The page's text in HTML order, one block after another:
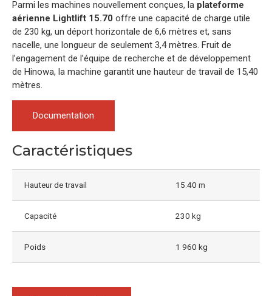
Parmi les machines nouvellement conçues, la plateforme
aérienne Lightlift 15.70 offre une capacité de charge utile
de 230 kg, un déport horizontale de 6,6 mètres et, sans
nacelle, une longueur de seulement 3,4 mètres. Fruit de
l’engagement de l’équipe de recherche et de développement
de Hinowa, la machine garantit une hauteur de travail de 15,40
mètres.
Documentation
Caractéristiques
Hauteur de travail 15.40 m
Capacité 230 kg
Poids 1 960 kg